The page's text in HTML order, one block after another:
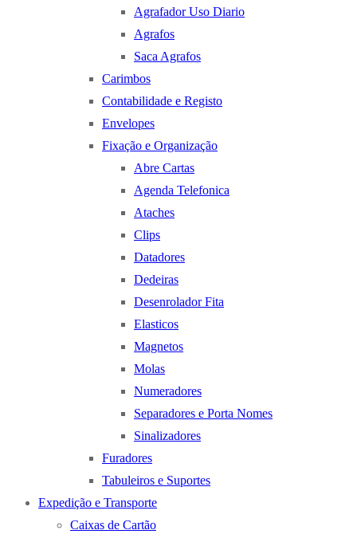
Agrafador Uso Diario
Agrafos
Saca Agrafos
Carimbos
Contabilidade e Registo
Envelopes
Fixação e Organização
Abre Cartas
Agenda Telefonica
Ataches
Clips
Datadores
Dedeiras
Desenrolador Fita
Elasticos
Magnetos
Molas
Numeradores
Separadores e Porta Nomes
Sinalizadores
Furadores
Tabuleiros e Suportes
Expedição e Transporte
Caixas de Cartão